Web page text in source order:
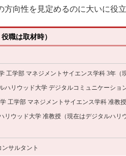
方向性を見定めるのに大いに役立
職は取材時）
工学部 マネジメントサイエンス学科 3年（
ハリウッド大学 デジタルコミュニケーショ
工学部 マネジメントサイエンス学科 准教授
リウッド大学 准教授（現在はデジタルハリ
サルタント